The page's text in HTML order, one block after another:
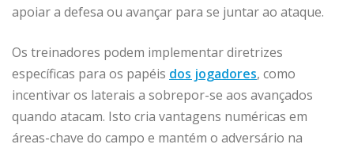
apoiar a defesa ou avançar para se juntar ao ataque.
Os treinadores podem implementar diretrizes
específicas para os papéis dos jogadores, como
incentivar os laterais a sobrepor-se aos avançados
quando atacam. Isto cria vantagens numéricas em
áreas-chave do campo e mantém o adversário na